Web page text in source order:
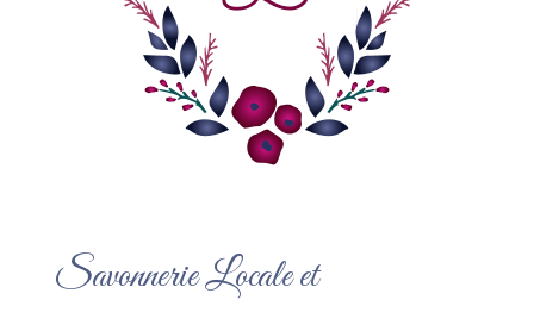
Savonnerie Locale et